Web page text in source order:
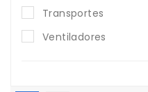
Transportes
Ventiladores